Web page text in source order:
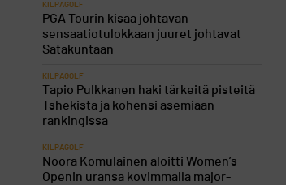
KILPAGOLF
PGA Tourin kisaa johtavan
sensaatiotulokkaan juuret johtavat
Satakuntaan
KILPAGOLF
Tapio Pulkkanen haki tärkeitä pisteitä
Tshekistä ja kohensi asemiaan
rankingissa
KILPAGOLF
Noora Komulainen aloitti Women’s
Openin uransa kovimmalla major-